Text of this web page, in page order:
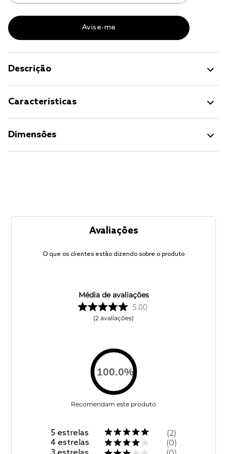
Descrição
Características
Dimensões
Avaliações
O que os clientes estão dizendo sobre o produto
Média de avaliações
5.00
2 avaliações
100.0%
Recomendam este produto
5 estrelas
4 estrelas
2
0